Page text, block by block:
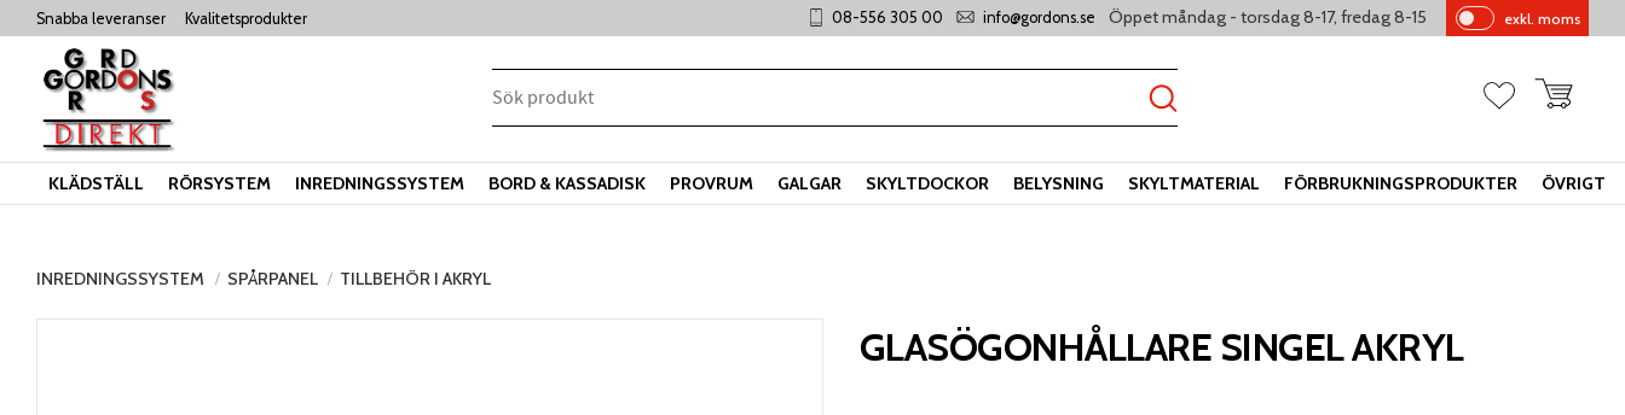
Snabba leveranser Kvalitetsprodukter 08-556 305 00 info@gordons.se Öppet måndag - torsdag 8-17, fredag 8-15
Pr
s
exkl. moms
FavoriterKundvagn
KLÄDSTÄLL RÖRSYSTEM INREDNINGSSYSTEM BORD & KASSADISK PROVRUM GALGAR SKYLTDOCKOR BELYSNING SKYLTMATERIAL FÖRBRUKNINGSPRODUKTER ÖVRIGT
INREDNINGSSYSTEM SPÅRPANEL TILLBEHÖR I AKRYL
GLASÖGONHÅLLARE SINGEL AKRYL